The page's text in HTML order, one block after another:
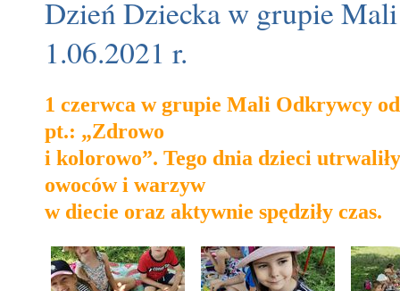
Dzień Dziecka w grupie
1.06.2021 r.
1 czerwca w grupie Mali Odkrywcy
pt.: „Zdrowo
i kolorowo”. Tego dnia dzieci
owoców i warzyw
w diecie oraz aktywnie spędziły czas.